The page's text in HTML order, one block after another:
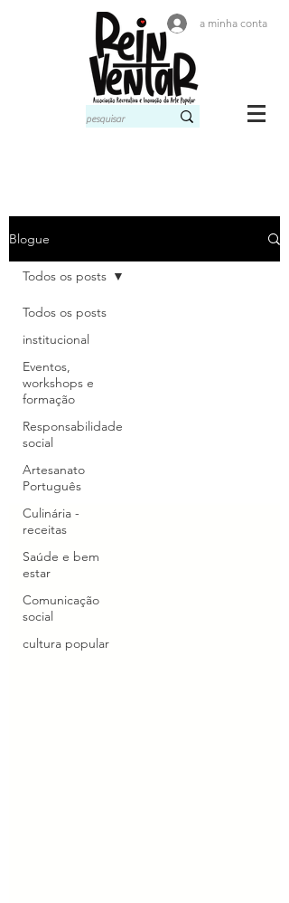
a minha conta
Blogue
Todos os posts
institucional
Eventos,
workshops e
formação
Responsabilidade
social
Artesanato
Português
Culinária -
receitas
Saúde e bem
estar
Comunicação
social
cultura popular
Todos os posts